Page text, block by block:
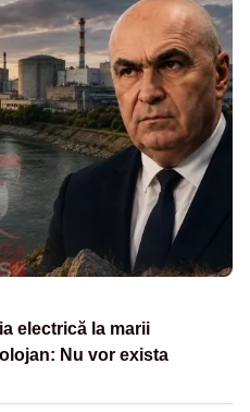
electrică la marii
Nu vor exista